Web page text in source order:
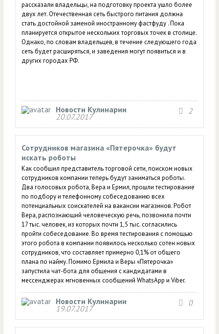
рассказали владельцы, на подготовку проекта ушло более
двух лет. Отечественная сеть быстрого питания должна
стать достойной заменой иностранному фастфуду . Пока
планируется открытое нескольких торговых точек в столице.
Однако, по словам владельцев, в течение следующего года
сеть будет расширяться, и заведения могут появиться и в
других городах РФ.
Новости Кулинарии
20.07.2017
2
Сотрудников магазина «Пятерочка» будут
искать роботы
Как сообщил представитель торговой сети, поиском новых
сотрудников компании теперь будут заниматься роботы.
Два голосовых робота, Вера и Ермил, прошли тестирование
по подбору и телефонному собеседованию всех
потенциальных соискателей на вакансии магазинов. Робот
Вера, распознающий человеческую речь, позвонила почти
17 тыс. человек, из которых почти 1,5 тыс. согласились
пройти собеседование. Во время тестирования с помощью
этого робота в компании появилось несколько сотен новых
сотрудников, что составляет примерно 0,1% от общего
плана по найму. Помимо Ермила и Веры «Пятерочка»
запустила чат-бота для общения с кандидатами в
мессенджерах мгновенных сообщений WhatsApp и Viber.
Новости Кулинарии
19.07.2017
0